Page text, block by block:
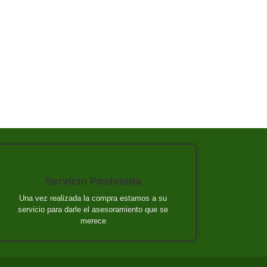
Servicio Postventa
Una vez realizada la compra estamos a su
servicio para darle el asesoramiento que se
merece